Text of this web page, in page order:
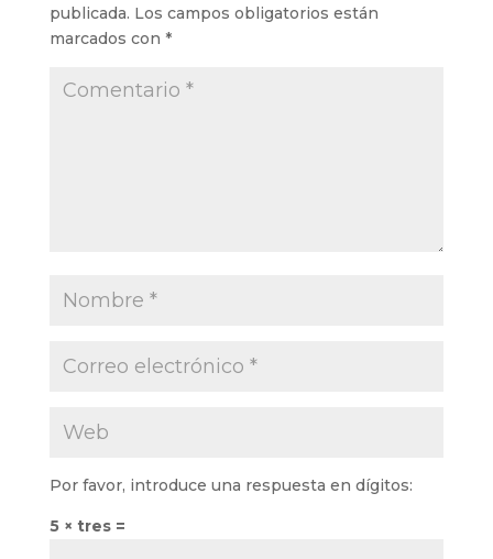
publicada. Los campos obligatorios están
marcados con *
Por favor, introduce una respuesta en dígitos:
5 × tres =